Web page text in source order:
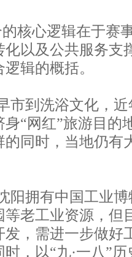
核心逻辑在于赛
以及公共服务支
辑的概括。
市到洗浴文化，
“网红”旅游目的
同时，当地仍有
阳拥有中国工业
等老工业资源，但
发，需进一步做好
，以“九·一八”